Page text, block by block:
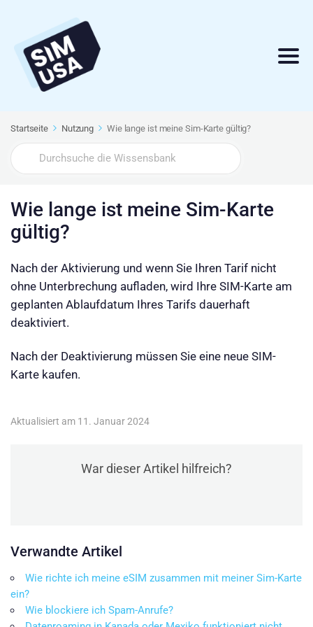
Startseite Nutzung Wie lange ist meine Sim-Karte gültig?
Search
For
Wie lange ist meine Sim-Karte
gültig?
Nach der Aktivierung und wenn Sie Ihren Tarif nicht
ohne Unterbrechung aufladen, wird Ihre SIM-Karte am
geplanten Ablaufdatum Ihres Tarifs dauerhaft
deaktiviert.
Nach der Deaktivierung müssen Sie eine neue SIM-
Karte kaufen.
Aktualisiert am 11. Januar 2024
War dieser Artikel hilfreich?
Verwandte Artikel
Wie richte ich meine eSIM zusammen mit meiner Sim-Karte
ein?
Wie blockiere ich Spam-Anrufe?